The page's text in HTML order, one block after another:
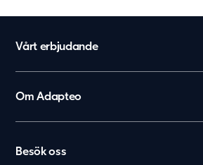
Vårt erbjudande
Skola
Förskola
Vårdboende
Om Adapteo
Kontakt
Besök oss